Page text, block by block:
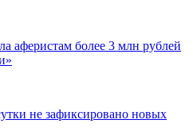
аферистам более 3 млн рублей
не зафиксировано новых